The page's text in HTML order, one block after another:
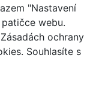
"Nastavení
webu.
ochrany
Souhlasíte s